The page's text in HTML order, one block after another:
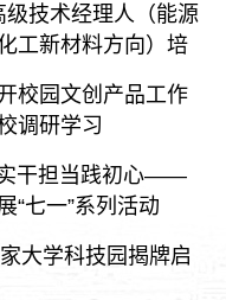
技术经理人（能源
工新材料方向）培
校园文创产品工作
调研学习
实干担当践初心——
“七一”系列活动
大学科技园揭牌启